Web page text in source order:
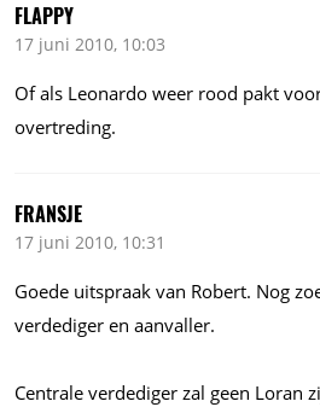
FLAPPY
17 juni 2010, 10:03
Of als Leonardo weer rood pakt
overtreding.
FRANSJE
17 juni 2010, 10:31
Goede uitspraak van Robert. Nog
verdediger en aanvaller.
Centrale verdediger zal geen Loran